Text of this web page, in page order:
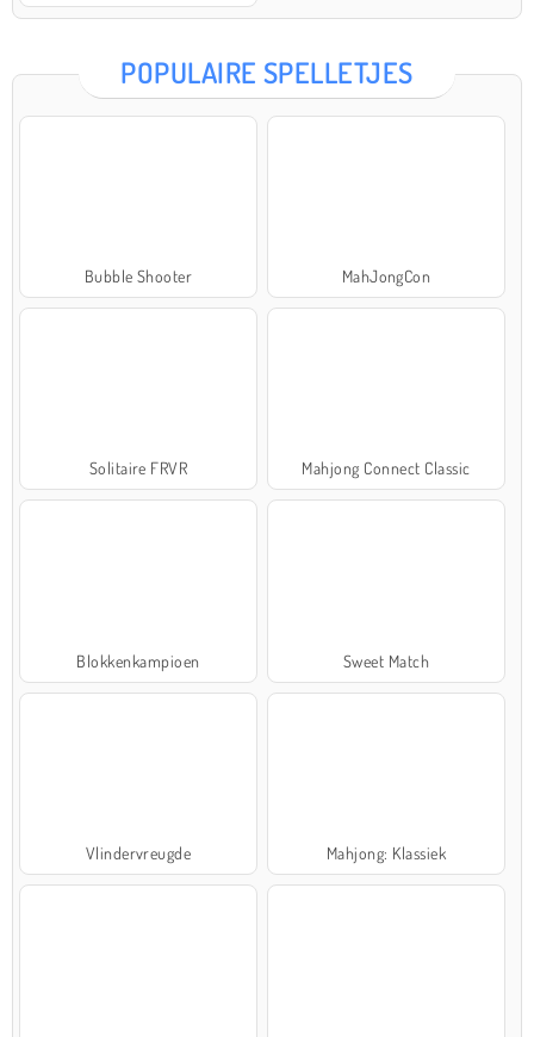
POPULAIRE SPELLETJES
Bubble Shooter MahJongCon
Solitaire FRVR Mahjong Connect Classic
Blokkenkampioen Sweet Match
Vlindervreugde Mahjong: Klassiek